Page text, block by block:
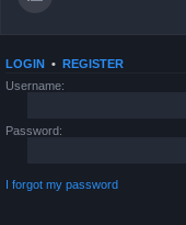
LOGIN • REGISTER
Username:
Password:
I forgot my password